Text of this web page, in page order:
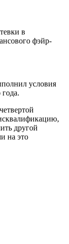
в
фэйр-
условия
другой
на это